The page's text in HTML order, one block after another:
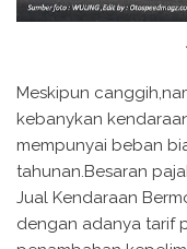
Meskipun
kebanykan
mempunyai beban
tahunan.Besaran
Jual Kendaraan
dengan adanya tarif